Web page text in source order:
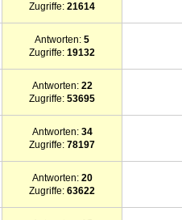
Zugriffe:21614
Antworten:5
Zugriffe:19132
Antworten: 22
Zugriffe:53695
Antworten: 34
Zugriffe:78197
Antworten: 20
Zugriffe:63622